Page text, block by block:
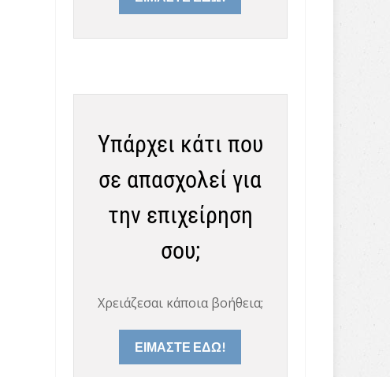
Υπάρχει κάτι που
σε απασχολεί για
την επιχείρηση
σου;
Χρειάζεσαι κάποια βοήθεια;
ΕΙΜΑΣΤΕ ΕΔΩ!